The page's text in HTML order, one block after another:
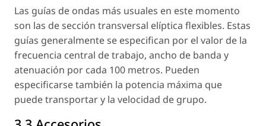
Las guías de ondas más usuales en este momento
son las de sección transversal elíptica flexibles. Estas
guías generalmente se especifican por el valor de la
frecuencia central de trabajo, ancho de banda y
atenuación por cada 100 metros. Pueden
especificarse también la potencia máxima que
puede transportar y la velocidad de grupo.